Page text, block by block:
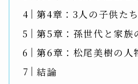
第4章：3人の子供た
第5章：孫世代と家族
第6章：松尾美樹の人
結論